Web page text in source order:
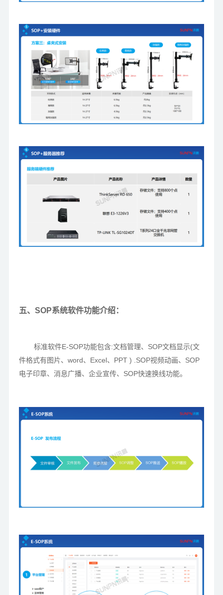
五、SOP系统软件功能介绍：
标准软件E-SOP功能包含:文档管理、SOP文档显示(文
件格式有图片、word、Excel、PPT ) .SOP视频动画、SOP
电子印章、消息广播、企业宣传、SOP快速换线功能。